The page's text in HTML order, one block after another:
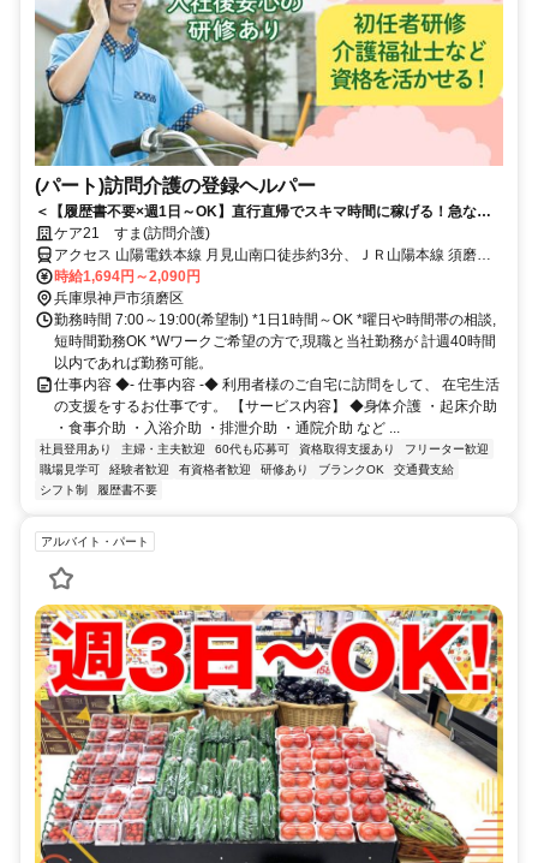
(パート)訪問介護の登録ヘルパー
＜【履歴書不要×週1日～OK】直行直帰でスキマ時間に稼げる！急なキ
ャンセルも手当有！定年無し！＞★履歴書の準備不要★未経験者OK！働
きやすいシフト制！急なキャンセルが発生した場合でも手当で給与を補
償！
ケア21 すま(訪問介護)
アクセス 山陽電鉄本線 月見山南口徒歩約3分、ＪＲ山陽本線 須磨海
浜公園北口徒歩約6分、山陽電鉄本線 須磨寺徒歩約9分 山陽電鉄本線
「月見山」駅から徒歩約3分
時給1,694円～2,090円
兵庫県神戸市須磨区
勤務時間 7:00～19:00(希望制) *1日1時間～OK *曜日や時間帯の相談,
短時間勤務OK *Wワークご希望の方で,現職と当社勤務が 計週40時間
以内であれば勤務可能。
仕事内容 ◆- 仕事内容 -◆ 利用者様のご自宅に訪問をして、 在宅生活
の支援をするお仕事です。 【サービス内容】 ◆身体介護 ・起床介助
・食事介助 ・入浴介助 ・排泄介助 ・通院介助 など ...
社員登用あり 主婦・主夫歓迎 60代も応募可 資格取得支援あり
フリーター歓迎
職場見学可
経験者歓迎 有資格者歓迎 研修あり ブランクOK
交通費支給
シフト制
履歴書不要
アルバイト・パート